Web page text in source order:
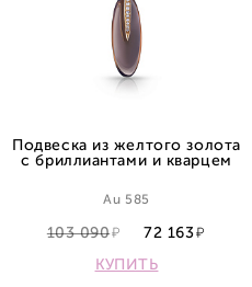
Подвеска из желтого золота
с бриллиантами и кварцем
Au 585
103 090
72 163
КУПИТЬ